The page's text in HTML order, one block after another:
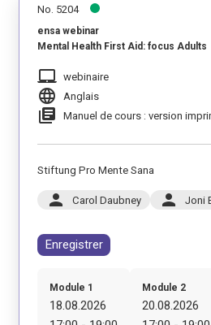
No. 5204
ensa webinar
Mental Health First Aid: focus Adults
laptop_mac webinaire
language Anglais
library_books Manuel de cours : version
Stiftung Pro Mente Sana
person Carol Daubney person Joni
Enregistrer
Module 1
18.08.2026
Module 2
20.08.2026